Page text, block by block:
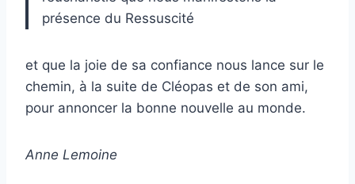
présence du Ressuscité
et que la joie de sa confiance nous lance sur le
chemin, à la suite de Cléopas et de son ami,
pour annoncer la bonne nouvelle au monde.
Anne Lemoine